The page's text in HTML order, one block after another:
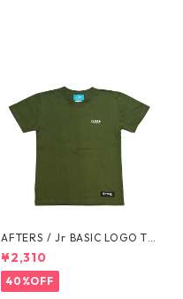
AFTERS / Jr BASIC LOGO TE
E
¥2,310
40%OFF